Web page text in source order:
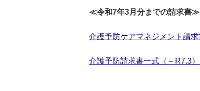
≪令和7年3月分までの請求書
介護予防ケアマネジメント請
介護予防請求書一式（～R7.3